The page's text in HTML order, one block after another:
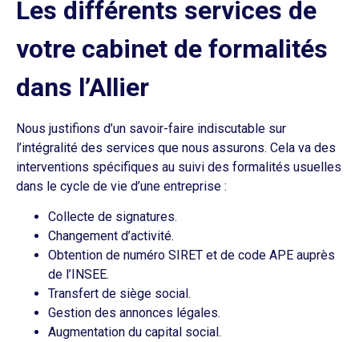
Les différents services de
votre cabinet de formalités
dans l’Allier
Nous justifions d’un savoir-faire indiscutable sur
l’intégralité des services que nous assurons. Cela va des
interventions spécifiques au suivi des formalités usuelles
dans le cycle de vie d’une entreprise :
Collecte de signatures.
Changement d’activité.
Obtention de numéro SIRET et de code APE auprès
de l’INSEE.
Transfert de siège social.
Gestion des annonces légales.
Augmentation du capital social.